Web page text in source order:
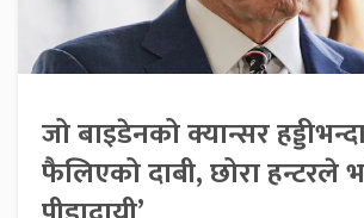
जो बाइडेनको क्यान्सर
फैलिएको दाबी, छोरा हन्टरले